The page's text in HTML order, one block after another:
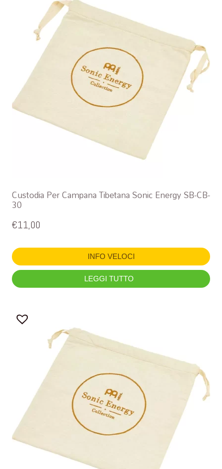
Custodia Per Campana Tibetana Sonic Energy SB-CB-
30
€11,00
INFO VELOCI
LEGGI TUTTO